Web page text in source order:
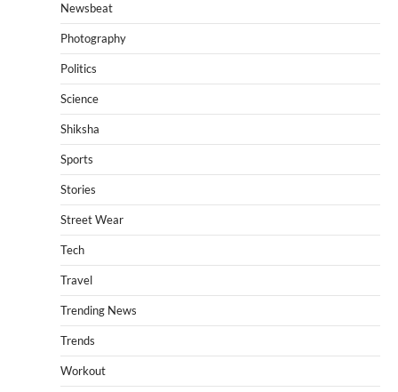
Newsbeat
Photography
Politics
Science
Shiksha
Sports
Stories
Street Wear
Tech
Travel
Trending News
Trends
Workout